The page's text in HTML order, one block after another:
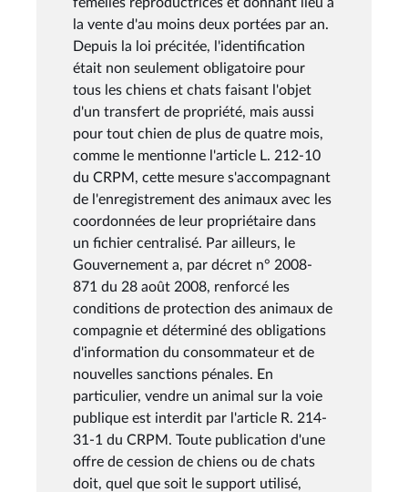
la vente d'au moins deux portées par an.
Depuis la loi précitée, l'identification
était non seulement obligatoire pour
tous les chiens et chats faisant l'objet
d'un transfert de propriété, mais aussi
pour tout chien de plus de quatre mois,
comme le mentionne l'article L. 212-10
du CRPM, cette mesure s'accompagnant
de l'enregistrement des animaux avec les
coordonnées de leur propriétaire dans
un fichier centralisé. Par ailleurs, le
Gouvernement a, par décret n° 2008-
871 du 28 août 2008, renforcé les
conditions de protection des animaux de
compagnie et déterminé des obligations
d'information du consommateur et de
nouvelles sanctions pénales. En
particulier, vendre un animal sur la voie
publique est interdit par l'article R. 214-
31-1 du CRPM. Toute publication d'une
offre de cession de chiens ou de chats
doit, quel que soit le support utilisé,